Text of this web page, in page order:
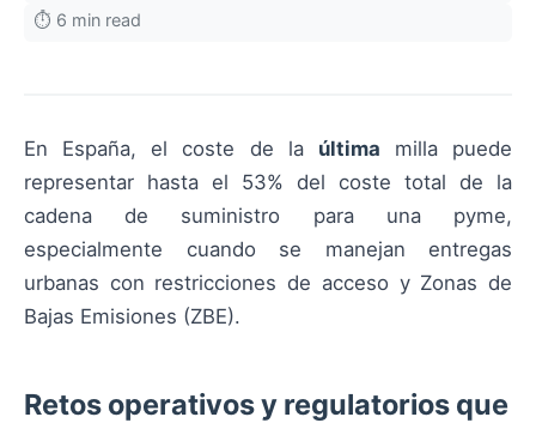
⏱️ 6 min read
En España, el coste de la última milla puede
representar hasta el 53% del coste total de la
cadena de suministro para una pyme,
especialmente cuando se manejan entregas
urbanas con restricciones de acceso y Zonas de
Bajas Emisiones (ZBE).
Retos operativos y regulatorios que